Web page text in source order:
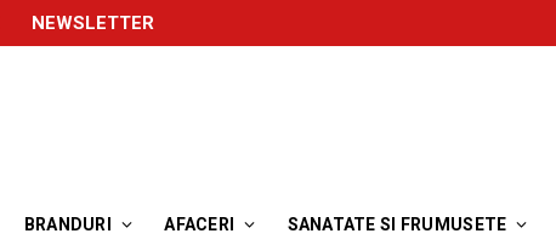
NEWSLETTER
BRANDURI AFACERI SANATATE SI FRUMUSETE